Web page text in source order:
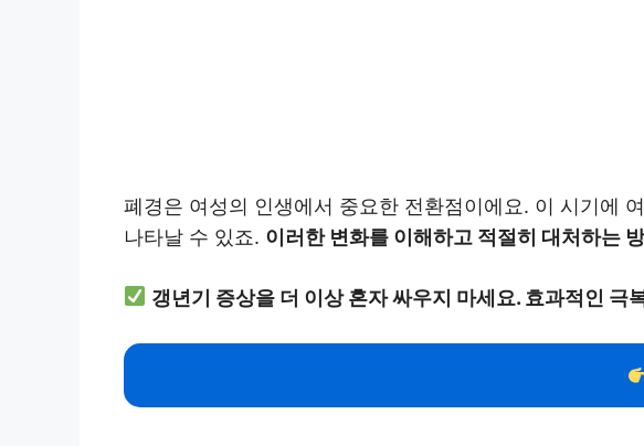
폐경은 여성의 인생에서 중요한 전환점이에요. 이 시기에
나타날 수 있죠. 이러한 변화를 이해하고 적절히 대처하는
갱년기 증상을 더 이상 혼자 싸우지 마세요. 효과적인 극